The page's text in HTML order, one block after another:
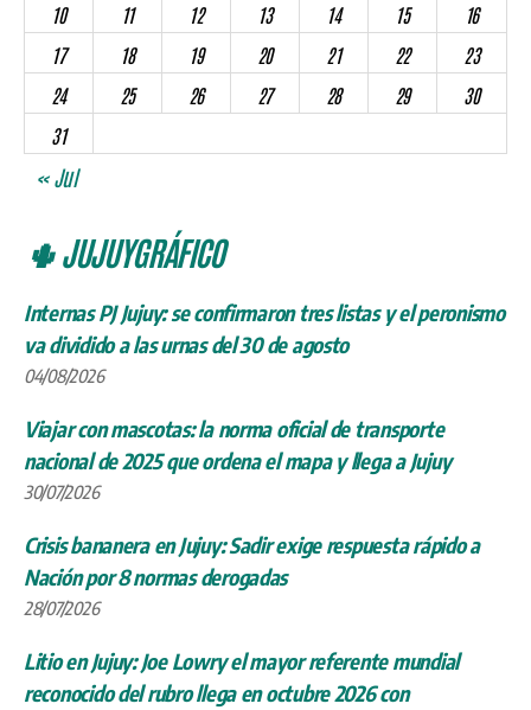
10
11 12 13 14 15
16
17
18 19 20 21 22
23
24
25 26 27 28 29
30
31
« Jul
🌵 JUJUYGRÁFICO
Internas PJ Jujuy: se confirmaron tres listas y el peronismo
va dividido a las urnas del 30 de agosto
04/08/2026
Viajar con mascotas: la norma oficial de transporte
nacional de 2025 que ordena el mapa y llega a Jujuy
30/07/2026
Crisis bananera en Jujuy: Sadir exige respuesta rápido a
Nación por 8 normas derogadas
28/07/2026
Litio en Jujuy: Joe Lowry el mayor referente mundial
reconocido del rubro llega en octubre 2026 con